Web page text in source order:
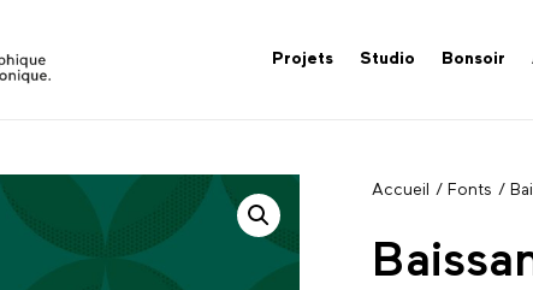
Projets Studio Bonsoir
Accueil / Fonts /